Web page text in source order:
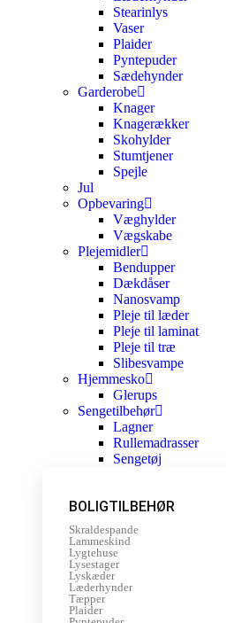
Stearinlys
Vaser
Plaider
Pyntepuder
Sædehynder
Garderobe
Knager
Knagerækker
Skohylder
Stumtjener
Spejle
Jul
Opbevaring
Væghylder
Vægskabe
Plejemidler
Bendupper
Dækdåser
Nanosvamp
Pleje til læder
Pleje til laminat
Pleje til træ
Slibesvampe
Hjemmesko
Glerups
Sengetilbehør
Lagner
Rullemadrasser
Sengetøj
BOLIGTILBEHØR
Skraldespande
Lammeskind
Lygtehuse
Lysestager
Lyskæder
Læderhynder
Tæpper
Plaider